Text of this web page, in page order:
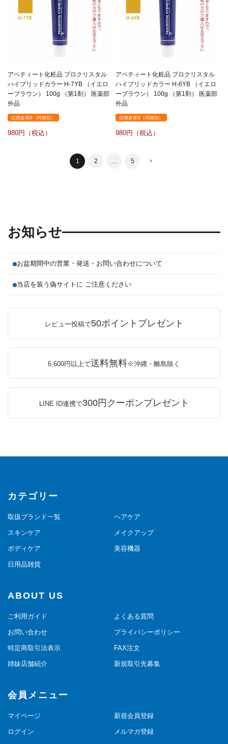
アペティート化粧品 プロクリスタル
ハイブリッドカラー H-7YB （イエロ
ーブラウン） 100g （第1剤） 医薬部
外品
提携倉庫B（同梱別）
980
アペティート化粧品 プロクリスタル
ハイブリッドカラー H-6YB （イエロ
ーブラウン） 100g （第1剤） 医薬部
外品
提携倉庫B（同梱別）
980
1 2 … 5
お知らせ
お盆期間中の営業・発送・お問い合わせについて
当店を装う偽サイトに ご注意ください
レビュー投稿で50ポイントプレゼント
6,600円以上で送料無料※沖縄・離島除く
LINE ID連携で300円クーポンプレゼント
カテゴリー
取扱ブランド一覧 ヘアケア
スキンケア メイクアップ
ボディケア 美容機器
日用品雑貨
ABOUT US
ご利用ガイド よくある質問
お問い合わせ プライバシーポリシー
特定商取引法表示 FAX注文
姉妹店舗紹介 新規取引先募集
会員メニュー
マイページ 新規会員登録
ログイン メルマガ登録